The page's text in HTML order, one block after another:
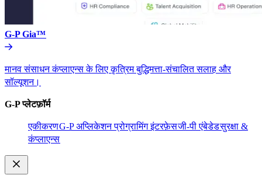
G-P Gia™​​
मानव संसाधन कंप्लाएन्स के लिए कृत्रिम बुद्धिमत्ता-संचालित सलाह और
सॉल्यूशन।​​
G-P प्लेटफ़ॉर्म​​
एकीकरण​​G-P अप्लिकेशन प्रोग्रामिंग इंटरफ़ेस​​जी-पी एंबेडेड​​सुरक्षा &
कंप्लाएन्स​​